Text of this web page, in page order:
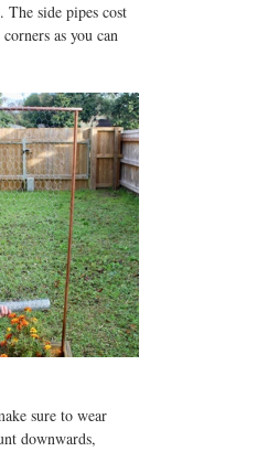
side pipes cost
as you can
sure to wear
downwards,